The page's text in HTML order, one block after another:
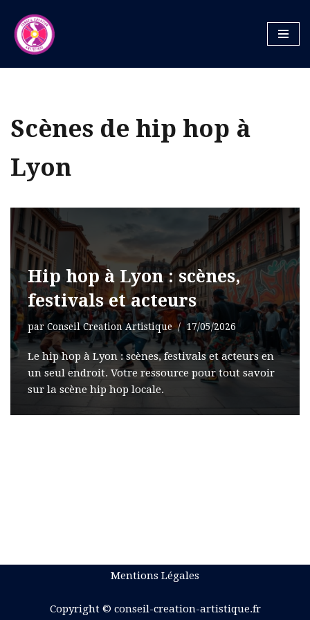
Aller
au
contenu
Scènes de hip hop à
Lyon
Hip hop à Lyon : scènes,
festivals et acteurs
par Conseil Creation Artistique 17/05/2026
Le hip hop à Lyon : scènes, festivals et acteurs en
un seul endroit. Votre ressource pour tout savoir
sur la scène hip hop locale.
Mentions Légales
Copyright © conseil-creation-artistique.fr